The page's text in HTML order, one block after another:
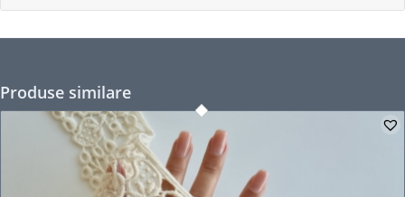
Produse similare